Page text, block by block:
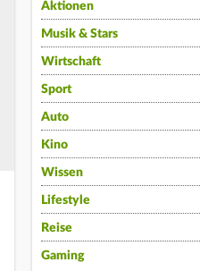
Aktionen
Musik & Stars
Wirtschaft
Sport
Auto
Kino
Wissen
Lifestyle
Reise
Gaming